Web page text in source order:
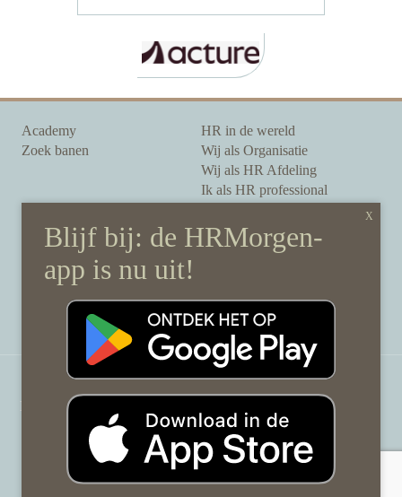
Academy
Zoek banen
HR in de wereld
Wij als Organisatie
Wij als HR Afdeling
Ik als HR professional
Onze auteurs
Onze partners
Sponsoring
Over HRMorgen
Disclaimer & gedragscode
HRMorgen.nl